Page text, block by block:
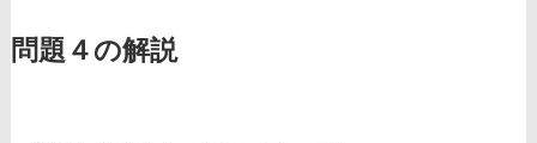
問題４の解説